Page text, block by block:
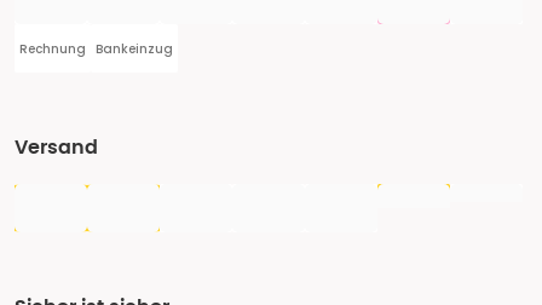
Rechnung Bankeinzug
Versand